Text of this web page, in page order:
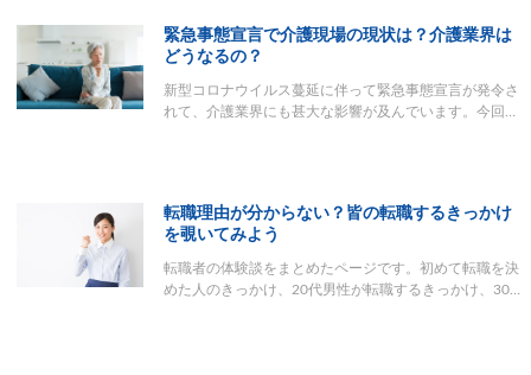
緊急事態宣言で介護現場の現状は？介護業界は
どうなるの？
新型コロナウイルス蔓延に伴って緊急事態宣言が発令さ
れて、介護業界にも甚大な影響が及んでいます。今回…
転職理由が分からない？皆の転職するきっかけ
を覗いてみよう
転職者の体験談をまとめたページです。初めて転職を決
めた人のきっかけ、20代男性が転職するきっかけ、30…